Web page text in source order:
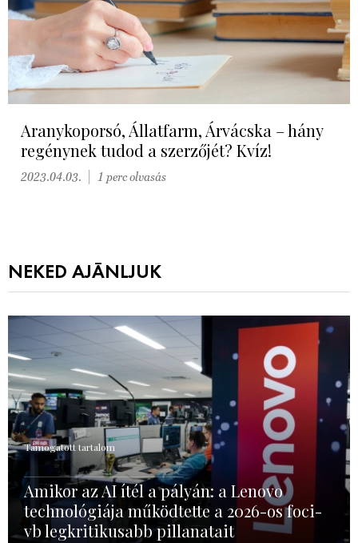
Aranykoporsó, Állatfarm, Árvácska – hány
regénynek tudod a szerzőjét? Kvíz!
2023.04.03. 1 perc olvasás
NEKED AJÁNLJUK
Támogatott tartalom
Amikor az AI ítél a pályán: a Lenovo
technológiája működtette a 2026-os foci-
vb legkritikusabb pillanatait